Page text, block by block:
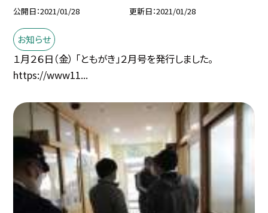
公開日 2021/01/28 更新日 2021/01/28
お知らせ
１月２６日（金） 「ともがき」２月号を発行しました。
https://www11...